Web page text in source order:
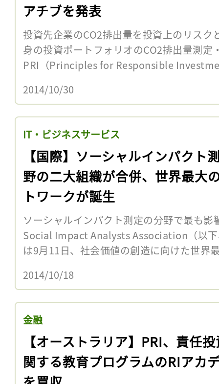
アチブを発表
投資先企業のCO2排出量を投資上のリスク
身の投資ポートフォリオのCO2排出量測定
PRI（Principles for Responsible
2014/10/30
IT・ビジネスサービス
【国際】ソーシャルインパクト
野の二大組織が合併、世界最大
トワークが誕生
ソーシャルインパクト測定の分野で最も影
Social Impact Analysts Association（以
は9月11日、社会価値の創造に向けた世界
2014/10/18
金融
【オーストラリア】PRI、責任
関する教育プログラムのRIアカ